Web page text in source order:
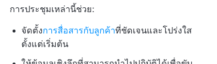
การประชุมเหล่านี้ช่วย:
จัดตั้งการสื่อสารกับลูกค้าที่ชัดเจนและโปร่งใส
ตั้งแต่เริ่มต้น